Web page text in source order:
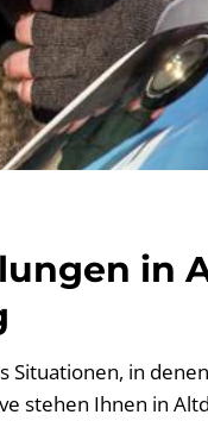
in
Situationen, in
stehen Ihnen in